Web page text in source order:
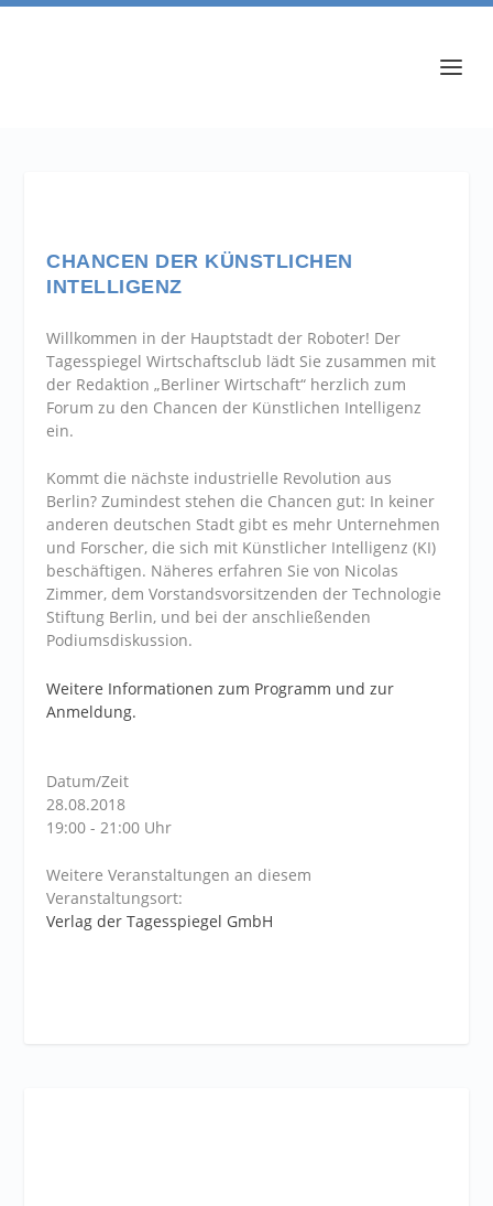
CHANCEN DER KÜNSTLICHEN
INTELLIGENZ
Willkommen in der Hauptstadt der Roboter! Der
Tagesspiegel Wirtschaftsclub lädt Sie zusammen mit
der Redaktion „Berliner Wirtschaft“ herzlich zum
Forum zu den Chancen der Künstlichen Intelligenz
ein.
Kommt die nächste industrielle Revolution aus
Berlin? Zumindest stehen die Chancen gut: In keiner
anderen deutschen Stadt gibt es mehr Unternehmen
und Forscher, die sich mit Künstlicher Intelligenz (KI)
beschäftigen. Näheres erfahren Sie von Nicolas
Zimmer, dem Vorstandsvorsitzenden der Technologie
Stiftung Berlin, und bei der anschließenden
Podiumsdiskussion.
Weitere Informationen zum Programm und zur
Anmeldung.
Datum/Zeit
28.08.2018
19:00 - 21:00 Uhr
Weitere Veranstaltungen an diesem
Veranstaltungsort:
Verlag der Tagesspiegel GmbH